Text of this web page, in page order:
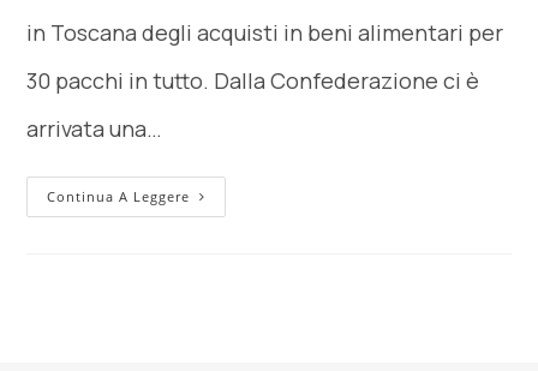
in Toscana degli acquisti in beni alimentari per
30 pacchi in tutto. Dalla Confederazione ci è
arrivata una…
Continua A Leggere